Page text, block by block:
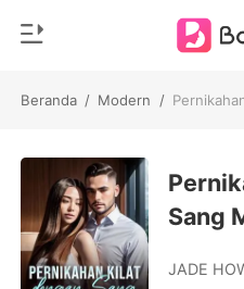
Beranda / Modern /
Pengisian Ulang
Riwayat Membaca
Genre
Modern
Romantis
Sang
JADE